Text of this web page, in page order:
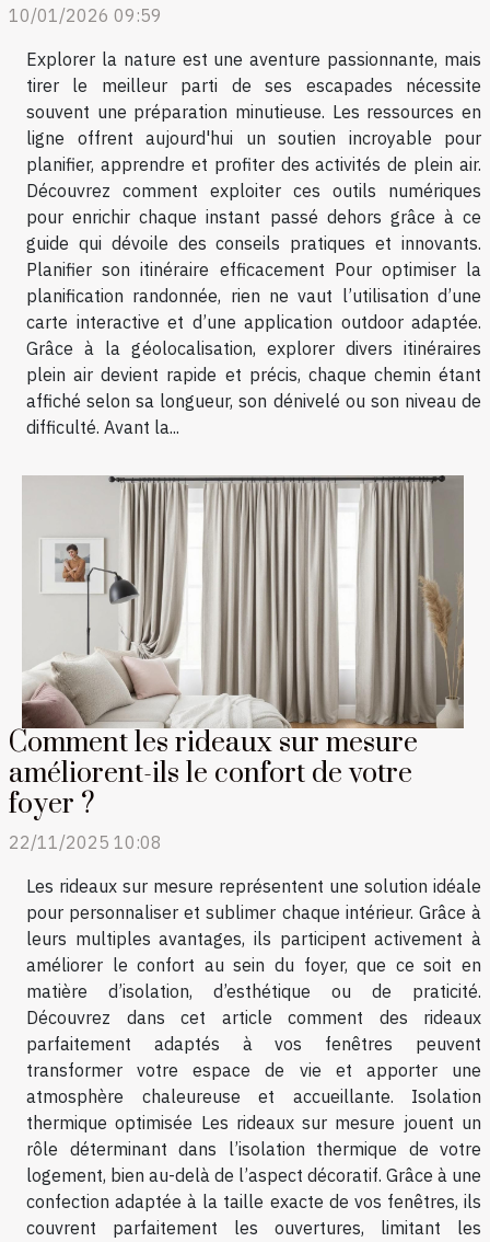
10/01/2026 09:59
Explorer la nature est une aventure passionnante, mais
tirer le meilleur parti de ses escapades nécessite
souvent une préparation minutieuse. Les ressources en
ligne offrent aujourd'hui un soutien incroyable pour
planifier, apprendre et profiter des activités de plein air.
Découvrez comment exploiter ces outils numériques
pour enrichir chaque instant passé dehors grâce à ce
guide qui dévoile des conseils pratiques et innovants.
Planifier son itinéraire efficacement Pour optimiser la
planification randonnée, rien ne vaut l’utilisation d’une
carte interactive et d’une application outdoor adaptée.
Grâce à la géolocalisation, explorer divers itinéraires
plein air devient rapide et précis, chaque chemin étant
affiché selon sa longueur, son dénivelé ou son niveau de
difficulté. Avant la...
Comment les rideaux sur mesure
améliorent-ils le confort de votre
foyer ?
22/11/2025 10:08
Les rideaux sur mesure représentent une solution idéale
pour personnaliser et sublimer chaque intérieur. Grâce à
leurs multiples avantages, ils participent activement à
améliorer le confort au sein du foyer, que ce soit en
matière d’isolation, d’esthétique ou de praticité.
Découvrez dans cet article comment des rideaux
parfaitement adaptés à vos fenêtres peuvent
transformer votre espace de vie et apporter une
atmosphère chaleureuse et accueillante. Isolation
thermique optimisée Les rideaux sur mesure jouent un
rôle déterminant dans l’isolation thermique de votre
logement, bien au-delà de l’aspect décoratif. Grâce à une
confection adaptée à la taille exacte de vos fenêtres, ils
couvrent parfaitement les ouvertures, limitant les